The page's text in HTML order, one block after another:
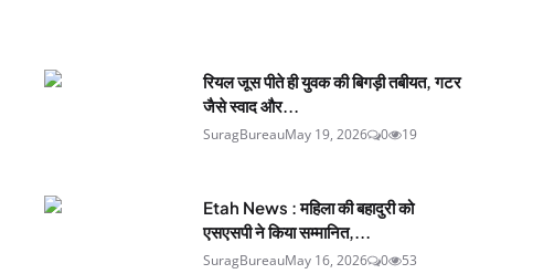
रियल जूस पीते ही युवक की बिगड़ी तबीयत, गटर
जैसे स्वाद और...
SuragBureauMay 19, 2026 0 19
Etah News : महिला की बहादुरी को
एसएसपी ने किया सम्मानित,...
SuragBureauMay 16, 2026 0 53